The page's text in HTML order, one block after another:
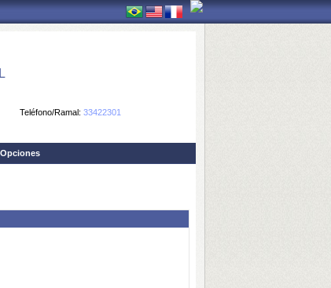
Teléfono/Ramal: 33422301